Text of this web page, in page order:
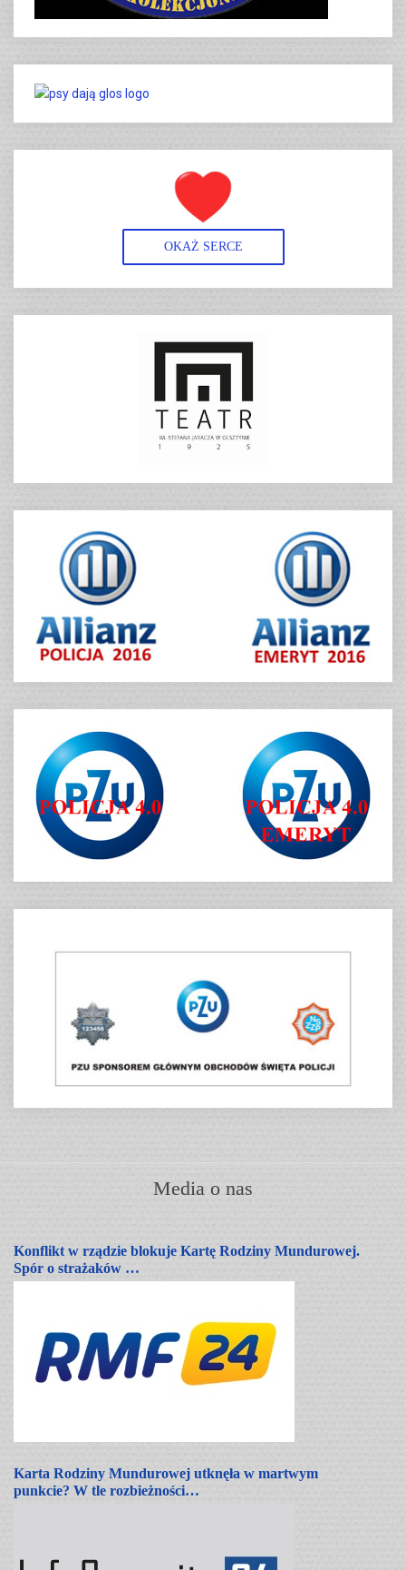
OKAŻ SERCE
Media o nas
Konflikt w rządzie blokuje Kartę Rodziny Mundurowej.
Spór o strażaków …
Karta Rodziny Mundurowej utknęła w martwym
punkcie? W tle rozbieżności…